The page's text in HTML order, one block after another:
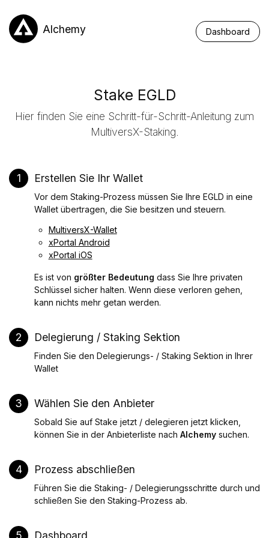
Alchemy Dashboard
Stake EGLD
Hier finden Sie eine Schritt-für-Schritt-Anleitung zum
MultiversX-Staking.
1 Erstellen Sie Ihr Wallet
Vor dem Staking-Prozess müssen Sie Ihre EGLD in eine
Wallet übertragen, die Sie besitzen und steuern.
MultiversX-Wallet
xPortal Android
xPortal iOS
Es ist von größter Bedeutung dass Sie Ihre privaten
Schlüssel sicher halten. Wenn diese verloren gehen,
kann nichts mehr getan werden.
2 Delegierung / Staking Sektion
Finden Sie den Delegierungs- / Staking Sektion in Ihrer
Wallet
3 Wählen Sie den Anbieter
Sobald Sie auf Stake jetzt / delegieren jetzt klicken,
können Sie in der Anbieterliste nach Alchemysuchen.
4 Prozess abschließen
Führen Sie die Staking- / Delegierungsschritte durch und
schließen Sie den Staking-Prozess ab.
5 Dashboard